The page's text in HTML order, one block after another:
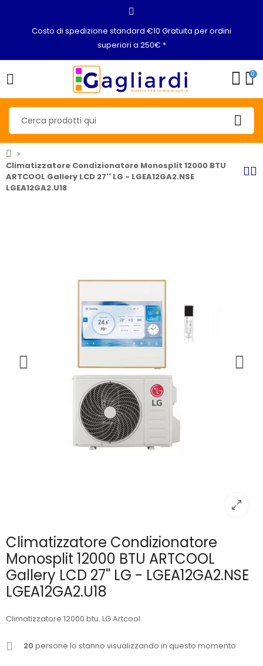
Costo di spedizione standard €10 Gratuita per ordini
superiori a 250€ *
0
Climatizzatore Condizionatore Monosplit 12000 BTU
ARTCOOL Gallery LCD 27'' LG - LGEA12GA2.NSE
LGEA12GA2.U18
Climatizzatore Condizionatore
Monosplit 12000 BTU ARTCOOL
Gallery LCD 27'' LG - LGEA12GA2.NSE
LGEA12GA2.U18
Climatizzatore 12000 btu. LG Artcool
20 persone lo stanno visualizzando in questo momento